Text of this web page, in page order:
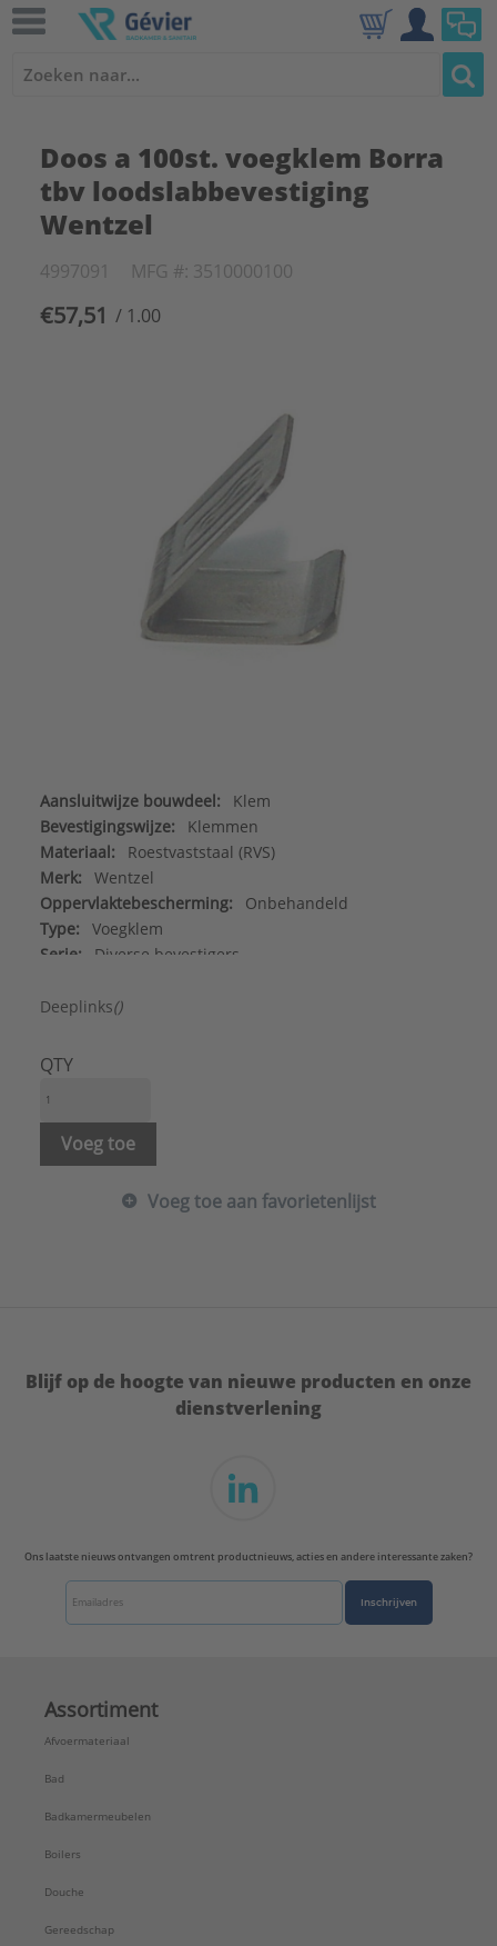
Doos a 100st. voegklem Borra
tbv loodslabbevestiging
Wentzel
4997091 MFG #: 3510000100
€57,51 / 1.00
Aansluitwijze bouwdeel:
Klem
Bevestigingswijze:
Klemmen
Materiaal:
Roestvaststaal (RVS)
Merk:
Wentzel
Oppervlaktebescherming:
Onbehandeld
Type:
Voegklem
Serie:
Diverse bevestigers
Deeplinks()
QTY
Voeg toe
Voeg toe aan favorietenlijst
Blijf op de hoogte van nieuwe producten en onze
dienstverlening
Ons laatste nieuws ontvangen omtrent productnieuws, acties en andere interessante zaken?
Inschrijven
Assortiment
Afvoermateriaal
Bad
Badkamermeubelen
Boilers
Douche
Gereedschap